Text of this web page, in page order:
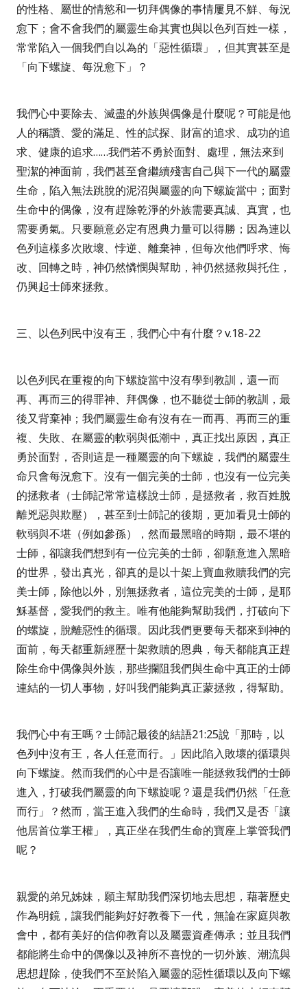
的性格、屬世的情慾和一切拜偶像的事情屢見不鮮、每況
愈下；會不會我們的屬靈生命其實也與以色列百姓一樣，
常常陷入一個我們自以為的「惡性循環」，但其實甚至是
「向下螺旋、每況愈下」？
我們心中要除去、滅盡的外族與偶像是什麼呢？可能是他
人的稱讚、愛的滿足、性的試探、財富的追求、成功的追
求、健康的追求……我們若不勇於面對、處理，無法來到
聖潔的神面前，我們甚至會繼續殘害自己與下一代的屬靈
生命，陷入無法跳脫的泥沼與屬靈的向下螺旋當中；面對
生命中的偶像，沒有趕除乾淨的外族需要真誠、真實，也
需要勇氣。只要願意必定有恩典力量可以得勝；因為連以
色列這樣多次敗壞、悖逆、離棄神，但每次他們呼求、悔
改、回轉之時，神仍然憐憫與幫助，神仍然拯救與托住，
仍興起士師來拯救。
三、以色列民中沒有王，我們心中有什麼？v.18-22
以色列民在重複的向下螺旋當中沒有學到教訓，還一而
再、再而三的得罪神、拜偶像，也不聽從士師的教訓，最
後又背棄神；我們屬靈生命有沒有在一而再、再而三的重
複、失敗、在屬靈的軟弱與低潮中，真正找出原因，真正
勇於面對，否則這是一種屬靈的向下螺旋，我們的屬靈生
命只會每況愈下。沒有一個完美的士師，也沒有一位完美
的拯救者（士師記常常這樣說士師，是拯救者，救百姓脫
離兇惡與欺壓），甚至到士師記的後期，更加看見士師的
軟弱與不堪（例如參孫），然而最黑暗的時期，最不堪的
士師，卻讓我們想到有一位完美的士師，卻願意進入黑暗
的世界，發出真光，卻真的是以十架上寶血救贖我們的完
美士師，除他以外，別無拯救者，這位完美的士師，是耶
穌基督，愛我們的救主。唯有他能夠幫助我們，打破向下
的螺旋，脫離惡性的循環。因此我們更要每天都來到神的
面前，每天都重新經歷十架救贖的恩典，每天都能真正趕
除生命中偶像與外族，那些攔阻我們與生命中真正的士師
連結的一切人事物，好叫我們能夠真正蒙拯救，得幫助。
我們心中有王嗎？士師記最後的結語21:25說「那時，以
色列中沒有王，各人任意而行。」 因此陷入敗壞的循環與
向下螺旋。然而我們的心中是否讓唯一能拯救我們的士師
進入，打破我們屬靈的向下螺旋呢？還是我們仍然「任意
而行」？然而，當王進入我們的生命時，我們又是否「讓
他居首位掌王權」，真正坐在我們生命的寶座上掌管我們
呢？
親愛的弟兄姊妹，願主幫助我們深切地去思想，藉著歷史
作為明鏡，讓我們能夠好好教養下一代，無論在家庭與教
會中，都有美好的信仰教育以及屬靈資產傳承；並且我們
都能將生命中的偶像以及神所不喜悅的一切外族、潮流與
思想趕除，使我們不至於陷入屬靈的惡性循環以及向下螺